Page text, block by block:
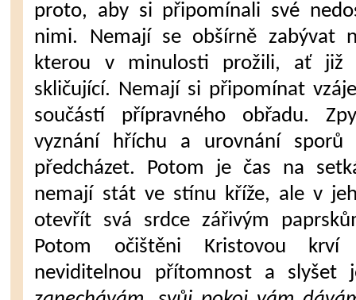
proto, aby si připomínali své
nimi. Nemají se obšírně zabývat
kterou v minulosti prožili, ať již
skličující. Ne­mají si připomínat
součástí přípravného obřadu.
vyznání hří­chu a urovnání sporů
předcházet. Potom je čas na
nemají stát ve stínu kříže, ale v
otevřít svá srdce zářivým
Potom očištěni Kristovou
neviditelnou přítomnost a slyšet